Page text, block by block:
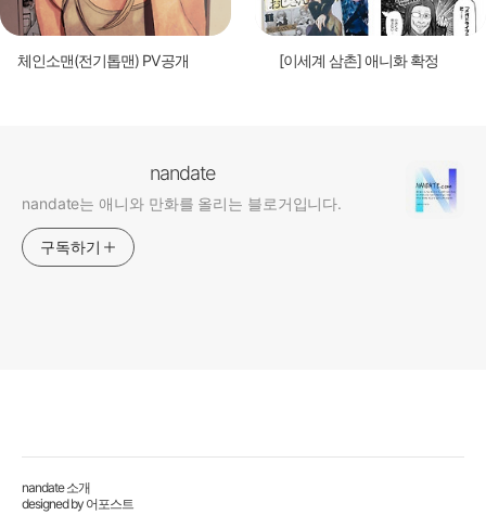
체인소맨(전기톱맨) PV공개 [이세계 삼촌] 애니화 확정
nandate
nandate는 애니와 만화를 올리는 블로거입니다.
구독하기
nandate 소개
designed by 어포스트